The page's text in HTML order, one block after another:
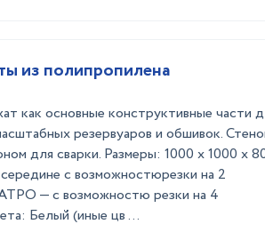
из полипропилена
как основные конструктивные части
резервуаров и обшивок.
для сварки. Размеры: 1000 x 1000 x
с возможностюрезки на 2
— с возможностю резки на 4
Белый (иные цв ...